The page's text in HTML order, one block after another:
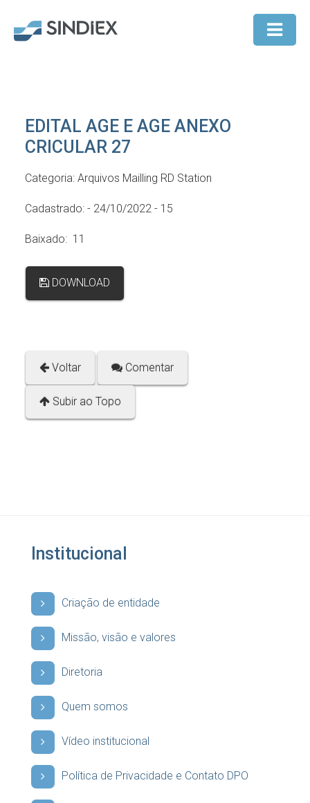
EDITAL AGE E AGE ANEXO
CRICULAR 27
Categoria: Arquivos Mailling RD Station
Cadastrado: - 24/10/2022 - 15
Baixado: 11
DOWNLOAD
Voltar Comentar
Subir ao Topo
Institucional
Criação de entidade
Missão, visão e valores
Diretoria
Quem somos
Vídeo institucional
Política de Privacidade e Contato DPO